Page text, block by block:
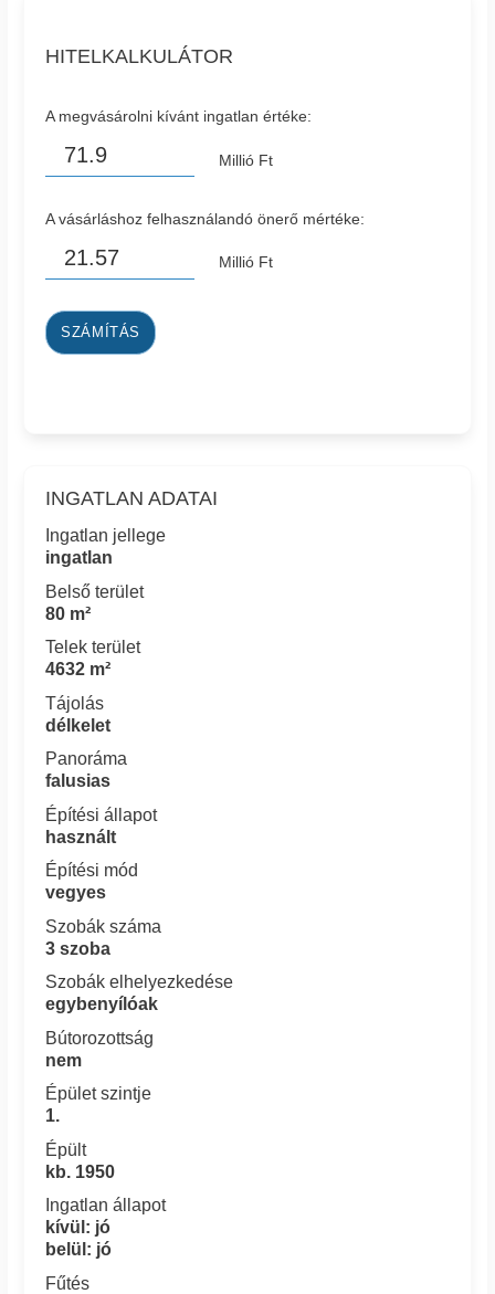
HITELKALKULÁTOR
A megvásárolni kívánt ingatlan értéke:
Millió Ft
A vásárláshoz felhasználandó önerő mértéke:
Millió Ft
SZÁMÍTÁS
INGATLAN ADATAI
Ingatlan jellege
ingatlan
Belső terület
80 m²
Telek terület
4632 m²
Tájolás
délkelet
Panoráma
falusias
Építési állapot
használt
Építési mód
vegyes
Szobák száma
3 szoba
Szobák elhelyezkedése
egybenyílóak
Bútorozottság
nem
Épület szintje
1.
Épült
kb. 1950
Ingatlan állapot
kívül: jó
belül: jó
Fűtés